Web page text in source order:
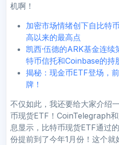
机啊！
加密市场情绪创下自比特
高以来的最高点
凯西·伍德的ARK基金连
特币信托和Coinbase的持
揭秘：现金币ETF登场，
牌！
不仅如此，我还要给大家介绍
币现货ETF！CoinTelegraph
息显示，比特币现货ETF通过
份提前到了今年1月份！这个